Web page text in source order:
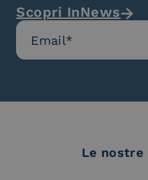
Scopri InNews
Le